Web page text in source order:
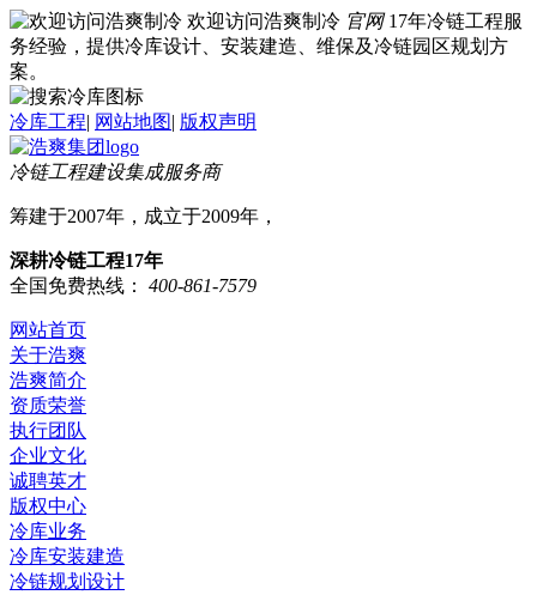
欢迎访问浩爽制冷 官网 17年冷链工程服
务经验，提供冷库设计、安装建造、维保及冷链园区规划方
案。
冷库工程| 网站地图| 版权声明
冷链工程建设集成服务商
筹建于2007年，成立于2009年，
深耕冷链工程17年
全国免费热线：
400-861-7579
网站首页
关于浩爽
浩爽简介
资质荣誉
执行团队
企业文化
诚聘英才
版权中心
冷库业务
冷库安装建造
冷链规划设计